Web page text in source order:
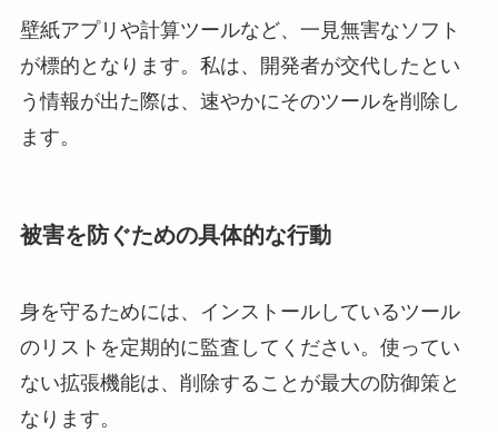
壁紙アプリや計算ツールなど、一見無害なソフト
が標的となります。私は、開発者が交代したとい
う情報が出た際は、速やかにそのツールを削除し
ます。
被害を防ぐための具体的な行動
身を守るためには、インストールしているツール
のリストを定期的に監査してください。使ってい
ない拡張機能は、削除することが最大の防御策と
なります。